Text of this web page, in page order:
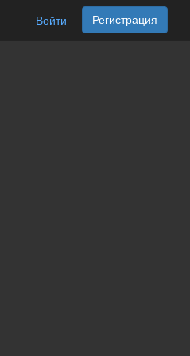
Войти Регистрация